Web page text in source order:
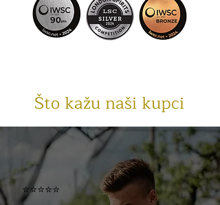
Što kažu naši kupci
⭐⭐⭐⭐⭐